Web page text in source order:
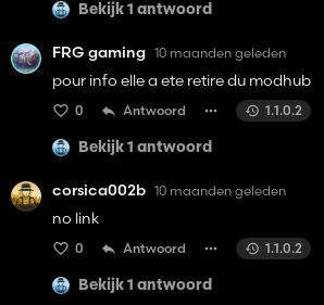
Bekijk 1 antwoord
FRG gaming 10 maanden geleden
pour info elle a ete retire du modhub
0 Antwoord 1.1.0.2
Bekijk 1 antwoord
corsica002b 10 maanden geleden
no link
0 Antwoord 1.1.0.2
Bekijk 1 antwoord